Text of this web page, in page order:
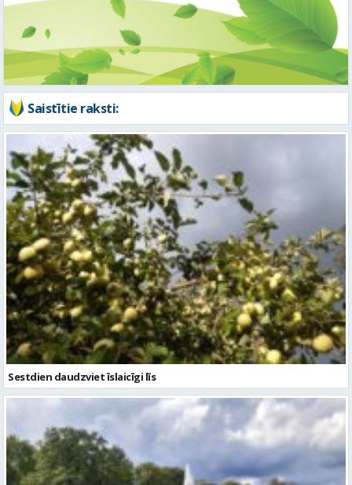
Saistītie raksti:
Sestdien daudzviet īslaicīgi līs